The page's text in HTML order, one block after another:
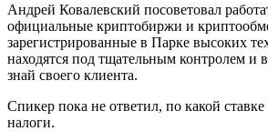
Андрей Ковалевский посоветовал
официальные криптобиржи и
зарегистрированные в Парке высоких
находятся под тщательным контролем и
знай своего клиента.
Спикер пока не ответил, по какой ставке
налоги.